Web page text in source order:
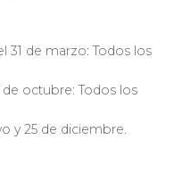
31 de marzo: Todos los
de octubre: Todos los
y 25 de diciembre.